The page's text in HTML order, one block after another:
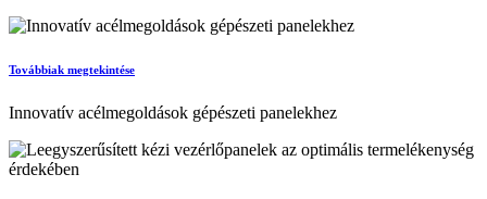
Továbbiak megtekintése
Innovatív acélmegoldások gépészeti panelekhez